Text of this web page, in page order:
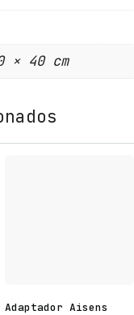
× 40 cm
Adaptador Aisens